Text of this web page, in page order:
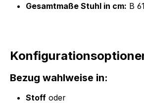
Gesamtmaße Stuhl in cm: B
Bezug wahlweise in:
Stoff oder